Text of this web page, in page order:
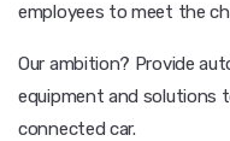
employees to meet the
Our ambition? Provide
equipment and solutions
connected car.